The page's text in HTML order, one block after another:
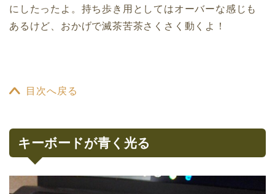
にしたったよ。持ち歩き用としてはオーバーな感じも
あるけど、おかげで滅茶苦茶さくさく動くよ！
目次へ戻る
キーボードが青く光る